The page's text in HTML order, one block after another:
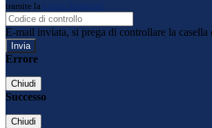
tramite la
Login Spaggiari
E-mail inviata, si prega di controllare la casella
Errore
Chiudi
Successo
Chiudi